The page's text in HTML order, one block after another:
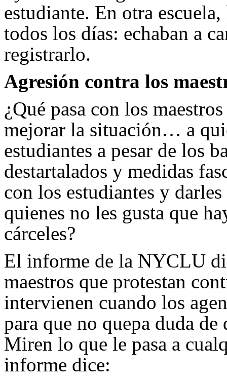
estudiante. En otra
todos los días: echaban a
registrarlo.
Agresión contra los
¿Qué pasa con los
mejorar la situación… a
estudiantes a pesar de los
destartalados y medidas
con los estudiantes y
quienes no les gusta que
cárceles?
El informe de la NYCLU
maestros que protestan
intervienen cuando los
para que no quepa duda
Miren lo que le pasa a
informe dice: